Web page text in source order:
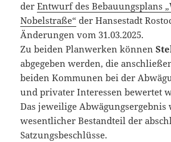
derEntwurf des Bebauungsplans
Nobelstraße“ der Hansestadt
Änderungen vom 31.03.2025.
Zu beiden Planwerken können
abgegeben werden, die
beiden Kommunen bei der
und privater Interessen bewertet
Das jeweilige
wesentlicher Bestandteil der
Satzungsbeschlüsse.